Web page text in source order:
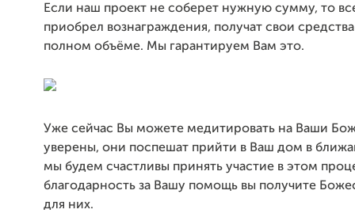
Если наш проект не соберет нужную сумму, то
приобрел вознаграждения, получат свои
полном объёме. Мы гарантируем Вам это.
Уже сейчас Вы можете медитировать на Ваши
уверены, они поспешат прийти в Ваш дом в
мы будем счастливы принять участие в этом
благодарность за Вашу помощь вы получите
для них.